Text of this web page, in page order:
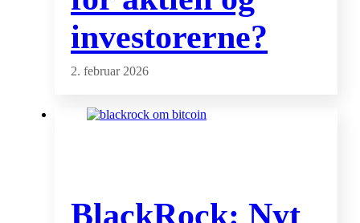
investorerne?
2. februar 2026
BlackRock: Nyt